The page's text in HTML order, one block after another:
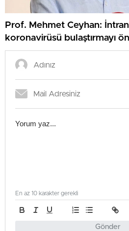
Prof. Mehmet Ceyhan:
koronavirüsü bulaştırmayı
Gönder
En az 10 karakter gerekli